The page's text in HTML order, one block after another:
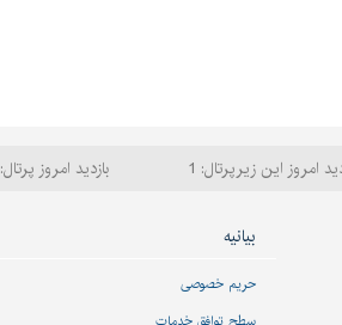
امروز این زیرپرتال: 1 بازدید امروز پرتال: 3
بیانیه
حریم خصوصی